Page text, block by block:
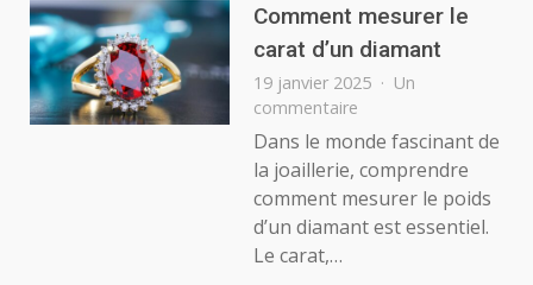
Comment mesurer le
carat d’un diamant
19 janvier 2025
Un
commentaire
Comment
mesurer
le
carat
d’un
Dans le monde fascinant de
la joaillerie, comprendre
comment mesurer le poids
d’un diamant est essentiel.
Le carat,…